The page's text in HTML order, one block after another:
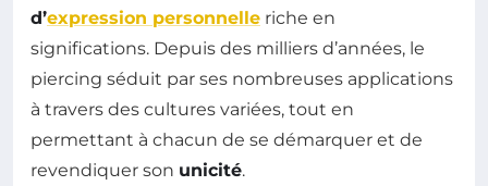
d’expression personnelle riche en
significations. Depuis des milliers d’années, le
piercing séduit par ses nombreuses applications
à travers des cultures variées, tout en
permettant à chacun de se démarquer et de
revendiquer son unicité.